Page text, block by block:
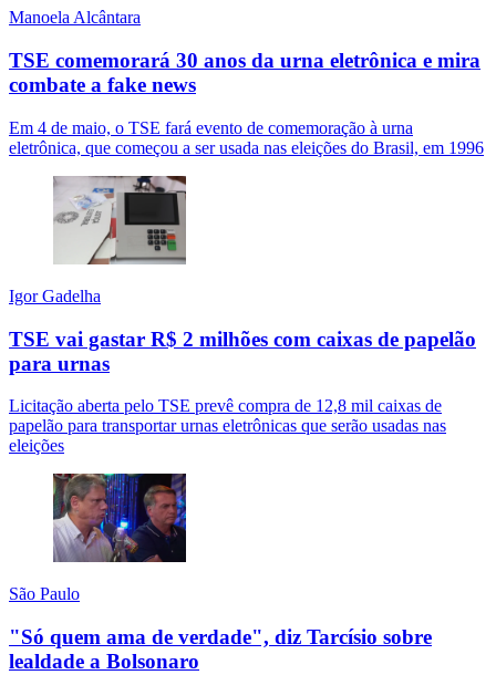
Manoela Alcântara
TSE comemorará 30 anos da urna eletrônica e mira
combate a fake news
Em 4 de maio, o TSE fará evento de comemoração à urna
eletrônica, que começou a ser usada nas eleições do Brasil, em 1996
Igor Gadelha
TSE vai gastar R$ 2 milhões com caixas de papelão
para urnas
Licitação aberta pelo TSE prevê compra de 12,8 mil caixas de
papelão para transportar urnas eletrônicas que serão usadas nas
eleições
São Paulo
"Só quem ama de verdade", diz Tarcísio sobre
lealdade a Bolsonaro